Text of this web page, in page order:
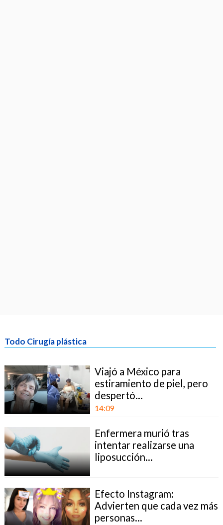
Todo Cirugía plástica
Viajó a México para
estiramiento de piel, pero
despertó...
14:09
Enfermera murió tras
intentar realizarse una
liposucción...
Efecto Instagram:
Advierten que cada vez más
personas...